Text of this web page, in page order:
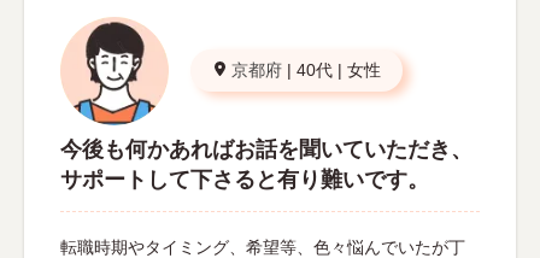
京都府 | 40代 | 女性
今後も何かあればお話を聞いていただき、
サポートして下さると有り難いです。
転職時期やタイミング、希望等、色々悩んでいたが丁